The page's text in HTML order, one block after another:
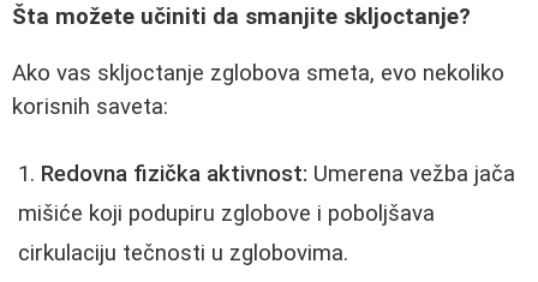
Šta možete učiniti da smanjite skljoctanje?
Ako vas skljoctanje zglobova smeta, evo nekoliko
korisnih saveta:
Redovna fizička aktivnost: Umerena vežba jača
mišiće koji podupiru zglobove i poboljšava
cirkulaciju tečnosti u zglobovima.